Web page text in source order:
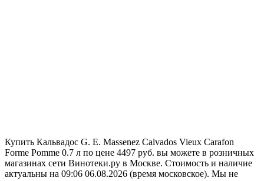
Купить Кальвадос G. E. Massenez Calvados Vieux Carafon
Forme Pomme 0.7 л по цене 4497 руб. вы можете в розничных
магазинах сети Винотеки.ру в Москве. Стоимость и наличие
актуальны на 09:06 06.08.2026 (время московское). Мы не